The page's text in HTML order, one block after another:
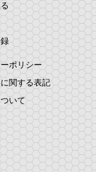
ポリシー
関する表記
いて